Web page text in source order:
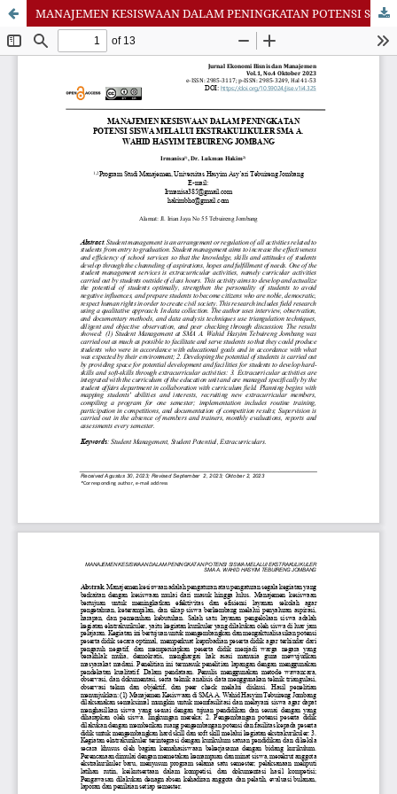
MANAJEMEN KESISWAAN DALAM PENINGKATAN POTENSI SISWA MELALUI EKSTRAKULIKULER SMA A. WAHID HASYIM TEBUIRENG JOMBANG